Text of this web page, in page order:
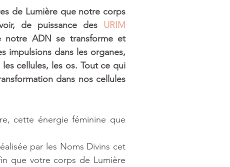
de Lumière que notre corps
de puissance des URIM
notre ADN se transforme et
impulsions dans les organes,
cellules, les os. Tout ce qui
dans nos cellules
cette énergie féminine que
par les Noms Divins cet
que votre corps de Lumière